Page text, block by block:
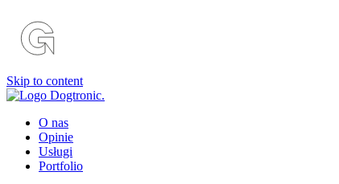
Skip to content
O nas
Opinie
Usługi
Portfolio